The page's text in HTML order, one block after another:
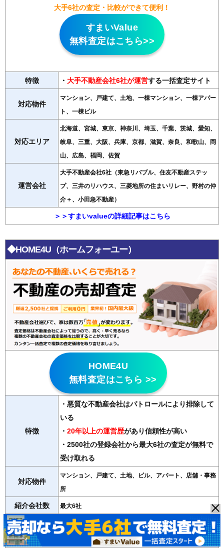
大手6社の査定・比較ができて便利！
すまいValue
無料査定はこちら>>
特徴 ・ 大手不動産会社6社が運営する一括査定サイト
対応物件
マンション、戸建て、土地、一棟マンション、一棟アパー
ト、一棟ビル
対応エリア
北海道、宮城、東京、神奈川、埼玉、千葉、茨城、愛知、
岐阜、三重、大阪、兵庫、京都、滋賀、奈良、和歌山、岡
山、広島、福岡、佐賀
運営会社
大手不動産会社6社（東急リバブル、住友不動産ステッ
プ、三井のリハウス、三菱地所の住まいリレー、野村の仲
介＋、小田急不動産）
＞＞すまいvalueの詳細記事はこちら
◆HOME4U（ホームフォーユー）
HOME4U
無料査定はこちら >>
特徴
・悪質な不動産会社はパトロールにより排除して
いる
・ 20年以上の運営歴があり信頼性が高い
・2500社の登録会社から最大6社の査定が無料で
受け取れる
対応物件
マンション、戸建て、土地、ビル、アパート、店舗・事務
所
紹介会社数 最大6社
運営会社 NTTデータ・ウィズ（東証プライム子会社）
＞＞HOME4Uの詳細記事はこちら